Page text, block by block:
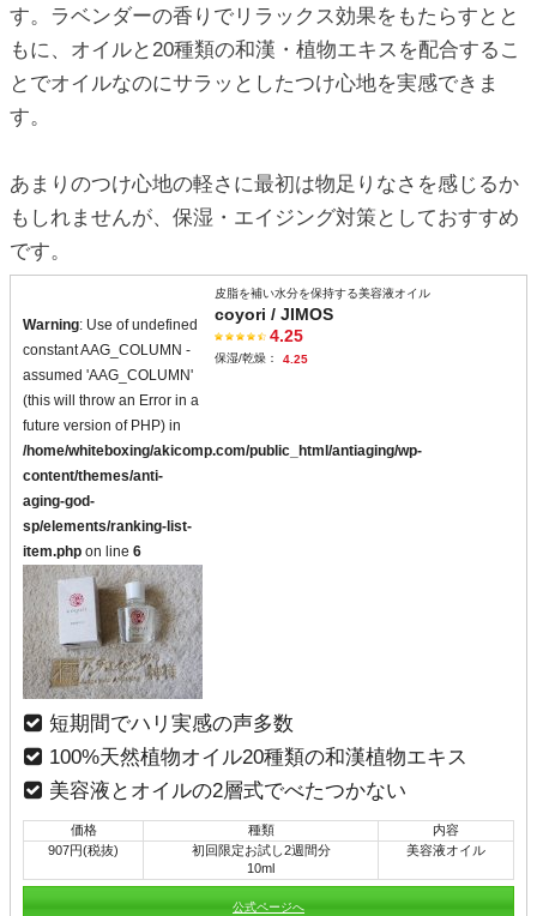
す。ラベンダーの香りでリラックス効果をもたらすとと
もに、オイルと20種類の和漢・植物エキスを配合するこ
とでオイルなのにサラッとしたつけ心地を実感できま
す。
あまりのつけ心地の軽さに最初は物足りなさを感じるか
もしれませんが、保湿・エイジング対策としておすすめ
です。
Warning: Use of undefined
constant AAG_COLUMN -
assumed 'AAG_COLUMN'
(this will throw an Error in a
future version of PHP) in
/home/whiteboxing/akicomp.com/public_html/antiaging/wp-
content/themes/anti-
aging-god-
sp/elements/ranking-list-
item.php on line 6
皮脂を補い水分を保持する美容液オイル
coyori / JIMOS
4.25
保湿/乾燥： 4.25
短期間でハリ実感の声多数
100%天然植物オイル20種類の和漢植物エキス
美容液とオイルの2層式でべたつかない
価格 種類
内容
907円(税抜)
初回限定お試し2週間分
10ml
美容液オイル
公式ページへ